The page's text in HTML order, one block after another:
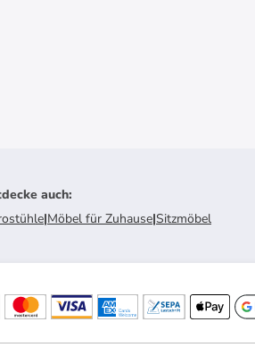
auch:
|Möbel für Zuhause|Sitzmöbel